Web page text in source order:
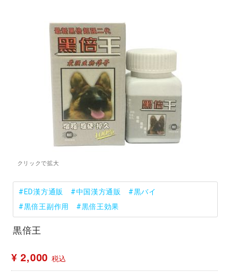
#ED漢方通販 #中国漢方通販
#黒バイ
#黒倍王副作用
#黒倍王効果
黒倍王
¥ 2,000 税込